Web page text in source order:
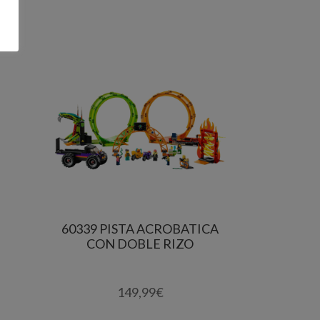
60339 PISTA ACROBATICA
CON DOBLE RIZO
149,99€